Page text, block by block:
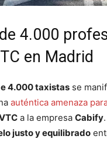
4.000
en Madrid
4.000 taxistas se
auténtica amenaza
a la empresa Cabify
justo y equilibrado